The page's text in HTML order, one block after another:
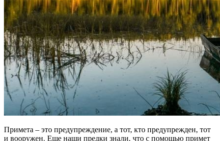
Примета – это предупреждение, а тот, кто предупрежден, тот
и вооружен. Еще наши предки знали, что с помощью примет